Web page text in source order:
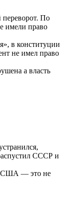
переворот. По
имели право
в конституции
не имел право
а власть
СССР и
США — это не